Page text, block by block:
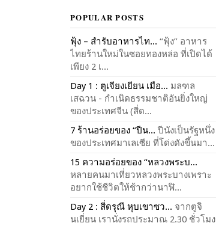
POPULAR POSTS
ฟุ้ง – สำรับอาหารไท... “ฟุ้ง” อาหาร
ไทยร้านใหม่ในซอยทองหล่อ ที่เปิดได้
เพียง 2 เ...
Day 1 : ตูเจียงเยียน เมือ... มลฑล
เสฉวน - กำเนิดธรรมชาติอันยิ่งใหญ่
ของประเทศจีน (สี่ด...
7 ร้านอร่อยของ “ปีน... ปีนังเป็นรัฐหนึ่ง
ของประเทศมาเลเซีย ที่โด่งดังขึ้นมา...
15 ความอร่อยของ “หลวงพระบ...
หลายคนมาเที่ยวหลวงพระบางเพราะ
อยากใช้ชีวิตให้ช้ากว่านาฬิ...
Day 2 : สี่ดรุณี หุบเขาซว... จากตูจิ
นเยี่ยน เรานั่งรถประมาณ 2.30 ชั่วโมง